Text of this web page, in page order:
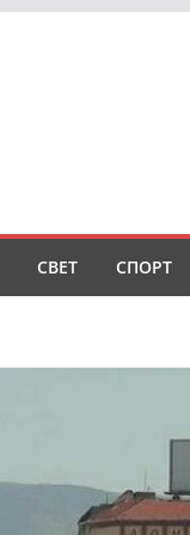
СВЕТ СПОРТ